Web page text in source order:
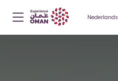
Nederlands